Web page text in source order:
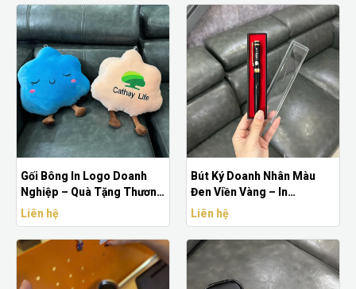
Gối Bông In Logo Doanh
Nghiệp – Quà Tặng Thương
Hiệu Độc Đáo
Liên hệ
Bút Ký Doanh Nhân Màu
Đen Viền Vàng – In
LogoDoanh Nghiệp , Hộp
Nhung Đỏ
Liên hệ